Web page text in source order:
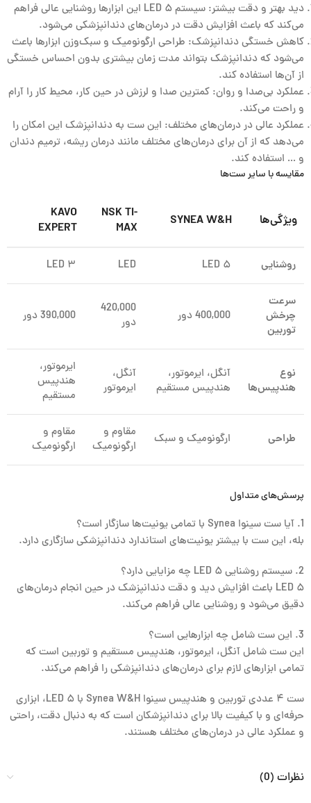
دید بهتر و دقت بیشتر: سیستم ۵ LED این ابزارها روشنایی عالی فراهم
می‌کند که باعث افزایش دقت در درمان‌های دندانپزشکی می‌شود.
کاهش خستگی دندانپزشک: طراحی ارگونومیک و سبک‌وزن ابزارها باعث
می‌شود که دندانپزشک بتواند مدت زمان بیشتری بدون احساس خستگی
از آن‌ها استفاده کند.
عملکرد بی‌صدا و روان: کمترین صدا و لرزش در حین کار، محیط کار را آرام
و راحت می‌کند.
عملکرد عالی در درمان‌های مختلف: این ست به دندانپزشک این امکان را
می‌دهد که از آن برای درمان‌های مختلف مانند درمان ریشه، ترمیم دندان
و … استفاده کند.
مقایسه با سایر ست‌ها
ویژگی‌ها SYNEA W&H
NSK TI-
MAX
KAVO
EXPERT
روشنایی ۵ LED LED ۳ LED
سرعت
چرخش
توربین
400,000 دور
420,000
دور
390,000 دور
نوع
هندپیس‌ها
آنگل، ایرموتور،
هندپیس مستقیم
آنگل،
ایرموتور
ایرموتور،
هندپیس
مستقیم
طراحی ارگونومیک و سبک
مقاوم و
ارگونومیک
مقاوم و
ارگونومیک
پرسش‌های متداول
1. آیا ست سینوا Synea با تمامی یونیت‌ها سازگار است؟
بله، این ست با بیشتر یونیت‌های استاندارد دندانپزشکی سازگاری دارد.
2. سیستم روشنایی ۵ LED چه مزایایی دارد؟
۵ LED باعث افزایش دید و دقت دندانپزشک در حین انجام درمان‌های
دقیق می‌شود و روشنایی عالی فراهم می‌کند.
3. این ست شامل چه ابزارهایی است؟
این ست شامل آنگل، ایرموتور، هندپیس مستقیم و توربین است که
تمامی ابزارهای لازم برای درمان‌های دندانپزشکی را فراهم می‌کند.
ست ۴ عددی توربین و هندپیس سینوا Synea W&H با ۵ LED، ابزاری
حرفه‌ای و با کیفیت بالا برای دندانپزشکان است که به دنبال دقت، راحتی
و عملکرد عالی در درمان‌های مختلف هستند.
نظرات (0)